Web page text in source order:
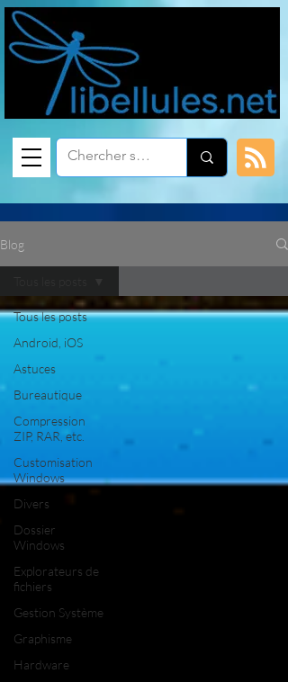
Blog
Tous les posts
Android, iOS
Astuces
Bureautique
Compression
ZIP, RAR, etc.
Customisation
Windows
Divers
Dossier
Windows
Explorateurs de
fichiers
Gestion Système
Graphisme
Hardware